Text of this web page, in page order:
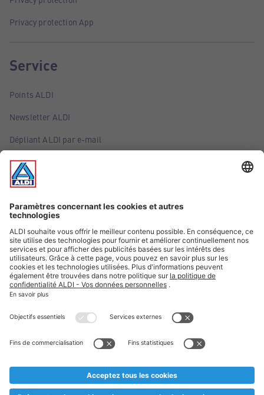
Privacy protection App
Service
Points ALDI
Newsletter ALDI
Dépliant ALDI par e-mail
Offres
Infos essentielles
Suivez ALDI Belgique
Textes marqués d'un astérisque et mentions légales
* Nous vendons ces articles temporairement et jusqu'à
au cas où, malgré le planning bien étudié, nous serions
prématurément en rupture de stock. Prix Recupel et TVA incl.
** Sur ce site, l’utilisation de la forme masculine a été adoptée